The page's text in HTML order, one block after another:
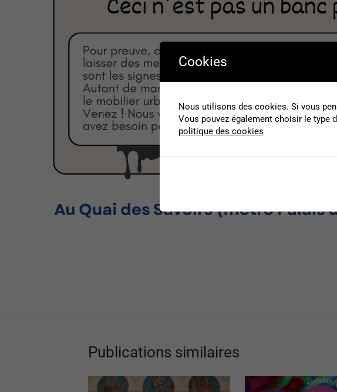
Publications similaires
Cookies
Nous utilisons des cookies. Si vous
Vous pouvez également choisir le type
politique des cookies